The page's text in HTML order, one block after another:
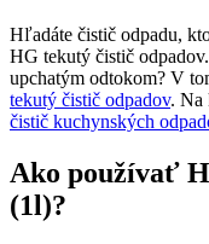
Hľadáte čistič odpadu,
HG tekutý čistič
upchatým odtokom? V
tekutý čistič odpadov. Na
čistič kuchynských
Ako používať
(1l)?